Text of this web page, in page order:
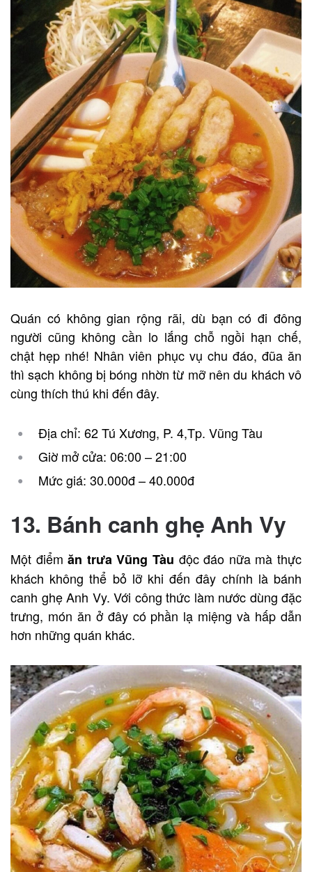
Quán có không gian rộng rãi, dù bạn có đi đông
người cũng không cần lo lắng chỗ ngồi hạn chế,
chật hẹp nhé! Nhân viên phục vụ chu đáo, đũa ăn
thì sạch không bị bóng nhờn từ mỡ nên du khách vô
cùng thích thú khi đến đây.
Địa chỉ: 62 Tú Xương, P. 4,Tp. Vũng Tàu
Giờ mở cửa: 06:00 – 21:00
Mức giá: 30.000đ – 40.000đ
13. Bánh canh ghẹ Anh Vy
Một điểm ăn trưa Vũng Tàu độc đáo nữa mà thực
khách không thể bỏ lỡ khi đến đây chính là bánh
canh ghẹ Anh Vy. Với công thức làm nước dùng đặc
trưng, món ăn ở đây có phần lạ miệng và hấp dẫn
hơn những quán khác.